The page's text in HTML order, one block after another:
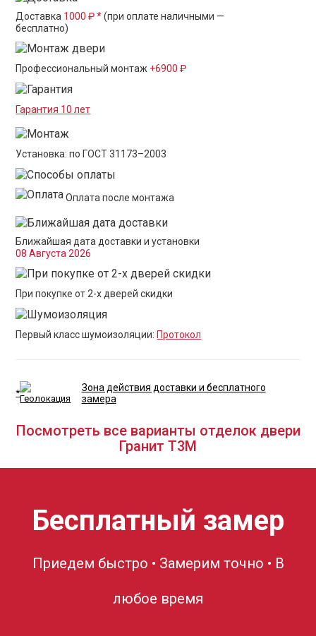
Доставка 1000 ₽ *(при оплате наличными —
бесплатно)
Профессиональный монтаж +6900 ₽
Гарантия 10 лет
Установка: по ГОСТ 31173–2003
Оплата после монтажа
Ближайшая дата доставки и установки
08 Августа 2026
При покупке от 2-х дверей скидки
Первый класс шумоизоляции: Протокол
*
Зона действия доставки и бесплатного
замера
Посмотреть все варианты отделок двери
Гранит Т3М
Бесплатный замер
Приедем быстро • Замерим точно • В
любое время